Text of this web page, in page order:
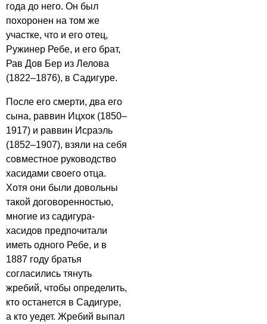
года до него. Он был
похоронен на том же
участке, что и его отец,
Ружинер Ребе, и его брат,
Рав Дов Бер из Лелова
(1822–1876), в Садигуре.
После его смерти, два его
сына, раввин Ицхок (1850–
1917) и раввин Исраэль
(1852–1907), взяли на себя
совместное руководство
хасидами своего отца.
Хотя они были довольны
такой договоренностью,
многие из садигура-
хасидов предпочитали
иметь одного Ребе, и в
1887 году братья
согласились тянуть
жребий, чтобы определить,
кто останется в Садигуре,
а кто уедет. Жребий выпал